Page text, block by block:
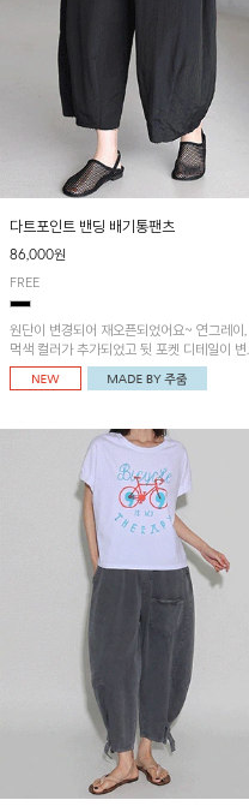
다트포인트 밴딩 배기통팬츠
86,000원
FREE
원단이 변경되어 재오픈되었어요~ 연그레이,
먹색 컬러가 추가되었고 뒷 포켓 디테일이 변
경되었습니다~가볍고 시원하게 착용되는 배
기통팬츠! 허리밴딩과 여유로운 통으로 편안해